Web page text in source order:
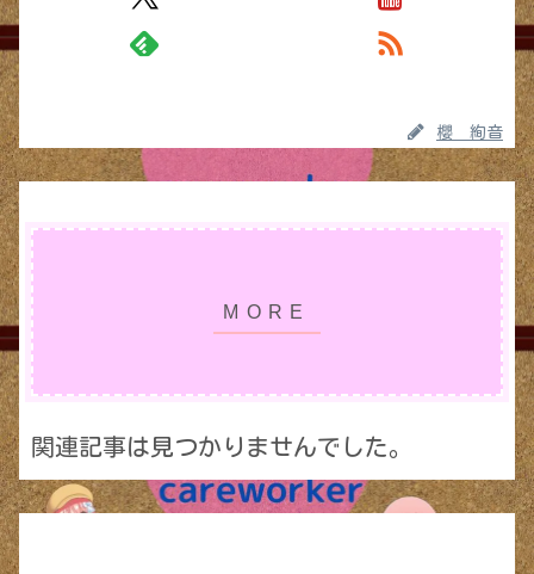
櫻 絢音
関連記事は見つかりませんでした。